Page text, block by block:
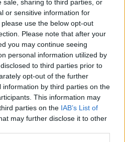
sale, sharing to third parties, or
or sensitive information for
use the below opt-out
Please note that after your
you may continue seeing
personal information utilized by
to third parties prior to
opt-out of the further
by third parties on the
This information may
parties on the IAB’s List of
may further disclose it to other
δικτύωσης.
ρυθμιστικά μέτρα
η Ofcom, ρυθμιστική
που είναι
επικοινωνίας όπως
κοινωνικής
άμεσα εξηγήσεις από